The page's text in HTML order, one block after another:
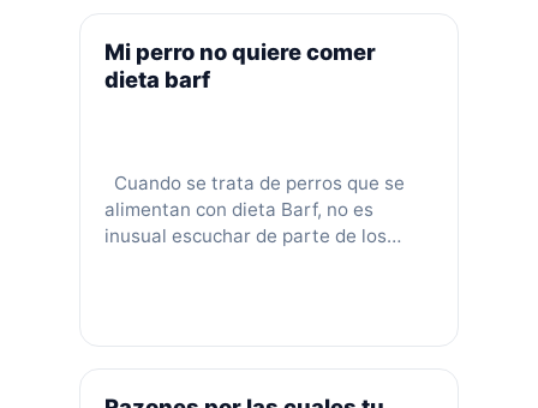
en el cuerpo de tu peludo. Causas de
la coprofagia en perro
Razones médicas y físicas de
la coprofagia en perros:
o.
Insuficiencia pancreática endocrina (
EPI): este es
un trastorno en el que el páncreas no
Mi perro no quiere comer
dieta barf
Cuando se trata de perros que se
alimentan con dieta Barf, no es
inusual escuchar de parte de los
alimentos y fuentes de proteínas que
el propietario empieza a pedir.
¡Incluso pueden llegar hasta el punto